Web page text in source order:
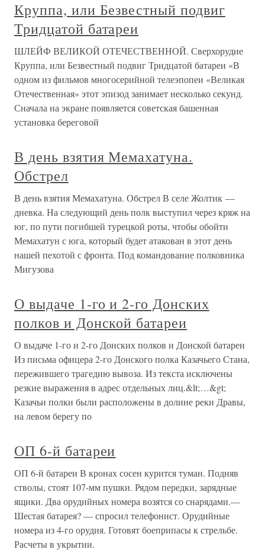
Круппа, или Безвестный подвиг
Тридцатой батареи
ШЛЕЙФ ВЕЛИКОЙ ОТЕЧЕСТВЕННОЙ. Сверхорудие
Круппа, или Безвестный подвиг Тридцатой батареи «В
одном из фильмов многосерийной телеэпопеи «Великая
Отечественная» этот эпизод занимает несколько секунд.
Сначала на экране появляется советская башенная
установка береговой
В день взятия Мемахатуна.
Обстрел
В день взятия Мемахатуна. Обстрел В селе Жолтик —
дневка. На следующий день полк выступил через кряж на
юг, по пути погибшей турецкой роты, чтобы обойти
Мемахатун с юга, который будет атакован в этот день
нашей пехотой с фронта. Под командование полковника
Мигузова
О выдаче 1-го и 2-го Донских
полков и Донской батареи
О выдаче 1-го и 2-го Донских полков и Донской батареи
Из письма офицера 2-го Донского полка Казачьего Стана,
пережившего трагедию вывоза. Из текста исключены
резкие выражения в адрес отдельных лиц.&lt;…&gt;
Казачьи полки были расположены в долине реки Дравы,
на левом берегу по
ОП 6-й батареи
ОП 6-й батареи В кронах сосен курится туман. Подняв
стволы, стоят 107-мм пушки. Рядом передки, зарядные
ящики. Два орудийных номера возятся со снарядами.—
Шестая батарея? — спросил телефонист. Орудийные
номера из 4-го орудия. Готовят боеприпасы к стрельбе.
Расчеты в укрытии.